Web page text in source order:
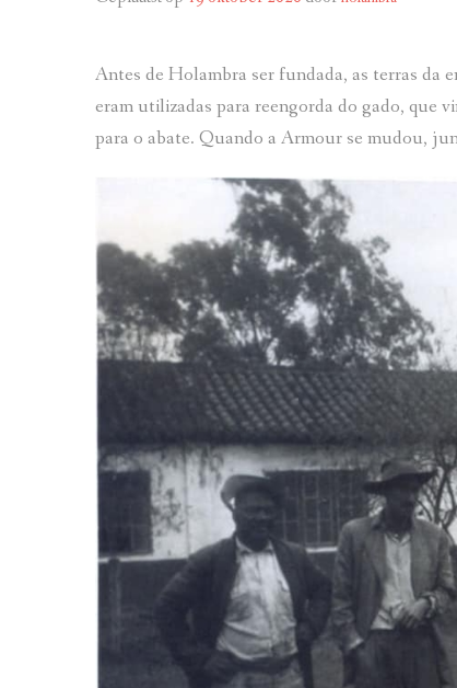
Antes de Holambra ser fundada, as terras da
eram utilizadas para reengorda do gado, que
para o abate. Quando a Armour se mudou,